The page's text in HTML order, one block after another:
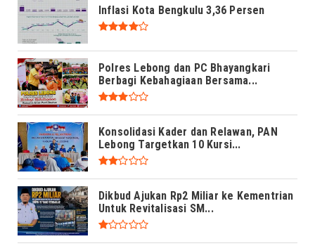
Inflasi Kota Bengkulu 3,36 Persen
Polres Lebong dan PC Bhayangkari
Berbagi Kebahagiaan Bersama...
Konsolidasi Kader dan Relawan, PAN
Lebong Targetkan 10 Kursi...
Dikbud Ajukan Rp2 Miliar ke Kementrian
Untuk Revitalisasi SM...